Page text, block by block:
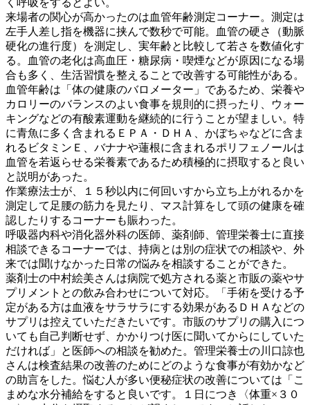
来場者の関心が高かったのは血管年齢測定コーナー。測定は
左手人差し指を機器に挟んで数秒で可能。血管の硬さ（動脈
硬化の進行度）を測定し、実年齢と比較して若さを数値化す
る。血管の老化は高血圧・糖尿病・喫煙などが原因になる場
合も多く、生活習慣を整えることで改善する可能性がある。
血管年齢は「体の健康のバロメーター」であるため、栄養や
カロリーのバランスのよい食事を規則的に摂ったり、ウォー
キングなどの有酸素運動を継続的に行うことが望ましい。特
に青魚に多く含まれるＥＰＡ・ＤＨＡ、かぼちゃなどに含ま
れるビタミンＥ、バナナや蓮根に含まれるポリフェノールは
血管を若返らせる栄養素であるため積極的に摂取すると良い
と説明があった。
作業療法士が、１５秒以内に何回いすから立ち上がれるかを
測定して足腰の筋力を見たり、マス計算をして頭の健康を確
認したりするコーナーも賑わった。
呼吸器内科や消化器外科の医師、薬剤師、管理栄養士に直接
相談できるコーナーでは、持病とは別の症状での相談や、外
来では聞けなかった日常の悩みを相談することができた。
薬剤士の中村絵美さんは病院で処方される薬と市販の薬やサ
プリメントとの飲み合わせについて対応。「手術を受ける予
定がある方は血液をサラサラにする効果があるＤＨＡなどの
サプリは控えていただきたいです。市販のサプリの購入につ
いても自己判断せず、かかりつけ医に聞いてからにしていた
だければ」と医師への相談を勧めた。管理栄養士の川口諒也
さんは検査結果の改善のためにどのような食事が有効かなど
の助言をした。悩む人が多い便秘症状の改善については「こ
まめな水分補給をすると良いです。１日につき〈体重×３０